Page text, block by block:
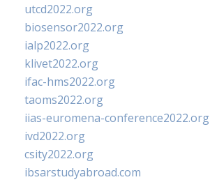
utcd2022.org
biosensor2022.org
ialp2022.org
klivet2022.org
ifac-hms2022.org
taoms2022.org
iias-euromena-conference2022.org
ivd2022.org
csity2022.org
ibsarstudyabroad.com